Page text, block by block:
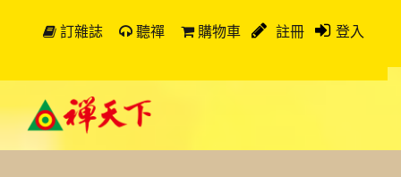
訂雜誌 聽禪 購物車 註冊 登入